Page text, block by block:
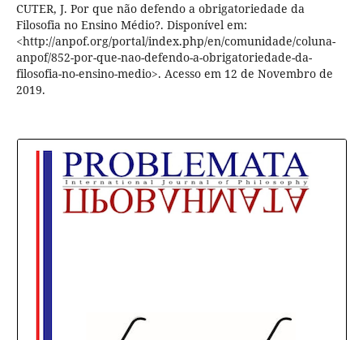
CUTER, J. Por que não defendo a obrigatoriedade da
Filosofia no Ensino Médio?. Disponível em:
<http://anpof.org/portal/index.php/en/comunidade/coluna-
anpof/852-por-que-nao-defendo-a-obrigatoriedade-da-
filosofia-no-ensino-medio>. Acesso em 12 de Novembro de
2019.